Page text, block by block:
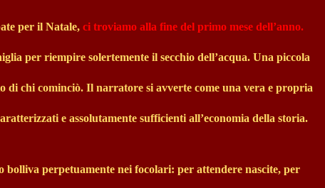
per il Natale, ci troviamo alla fine del primo mese dell’anno.
per riempire solertemente il secchio dell’acqua. Una piccola
di chi cominciò. Il narratore si avverte come una vera e propria
e assolutamente sufficienti all’economia della storia.
bolliva perpetuamente nei focolari: per attendere nascite, per